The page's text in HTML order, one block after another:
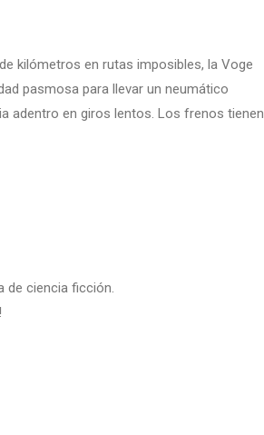
kilómetros en rutas imposibles, la Voge
pasmosa para llevar un neumático
adentro en giros lentos. Los frenos tienen
de ciencia ficción.